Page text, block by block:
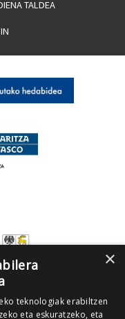
TALDEA
×
teknologiak erabiltzen
eta eskuratzeko, eta